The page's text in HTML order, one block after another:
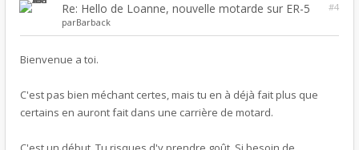
Re: Hello de Loanne, nouvelle motarde sur ER-5
#4
parBarback
Bienvenue a toi.
C'est pas bien méchant certes, mais tu en à déjà fait plus que
certains en auront fait dans une carrière de motard.